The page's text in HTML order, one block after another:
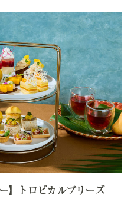
】トロピカルブリーズ